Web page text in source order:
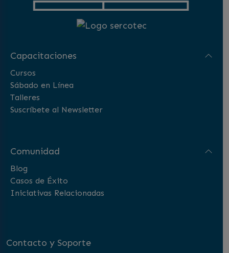
Capacitaciones
Cursos
Sábado en Línea
Talleres
Suscríbete al Newsletter
Comunidad
Blog
Casos de Éxito
Iniciativas Relacionadas
Contacto y Soporte